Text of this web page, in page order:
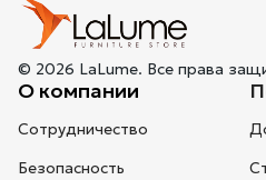
© 2026 LaLume. Все права
О компании
Сотрудничество
Безопасность